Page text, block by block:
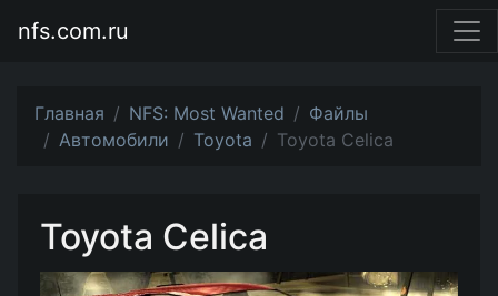
nfs.com.ru
Главная NFS: Most Wanted
Файлы
Автомобили
Toyota Toyota Celica
Toyota Celica